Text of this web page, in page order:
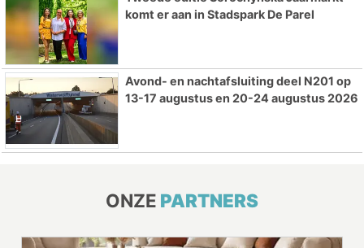
komt er aan in Stadspark De Parel
Avond- en nachtafsluiting deel N201 op
13-17 augustus en 20-24 augustus 2026
ONZE PARTNERS